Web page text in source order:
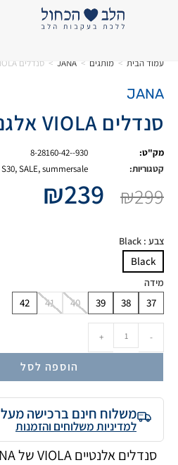
עמוד הבית > מותגים >
JANA
> סנדלים VIOLA אלגנטיים בצבע שחור
JANA
סנדלים VIOLA אלגנטיים בצבע שחור
מק"ט:
8-28160-42--930
קטגוריות:
S30,SALE,summersale
₪299
₪239
צבע : Black
Black
מידה
37
38
39
40
41
42
-
+
הוספה לסל
משלוח חינם ברכישה מעל ₪299
למדיניות משלוחים והזמנות